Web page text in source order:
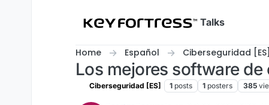
Talks
Home Español Ciberseguridad [ES]
Los mejores software
Ciberseguridad [ES] 1 posts 1 posters 385